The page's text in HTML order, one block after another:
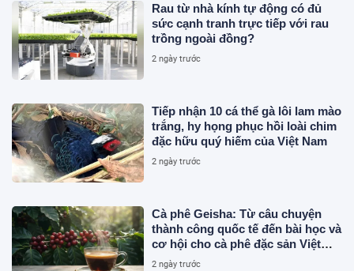
Rau từ nhà kính tự động có đủ
sức cạnh tranh trực tiếp với rau
trồng ngoài đồng?
2 ngày trước
Tiếp nhận 10 cá thể gà lôi lam mào
trắng, hy họng phục hồi loài chim
đặc hữu quý hiếm của Việt Nam
2 ngày trước
Cà phê Geisha: Từ câu chuyện
thành công quốc tế đến bài học và
cơ hội cho cà phê đặc sản Việt
Nam
2 ngày trước